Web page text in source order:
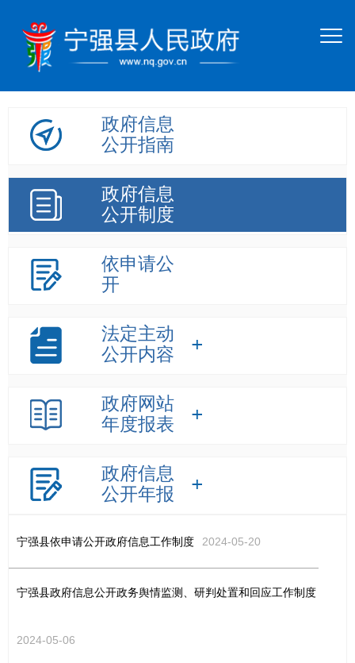
政府信息
公开指南
政府信息
公开制度
依申请公
开
法定主动
公开内容
政府网站
年度报表
政府信息
公开年报
宁强县依申请公开政府信息工作制度 2024-05-20
宁强县政府信息公开政务舆情监测、研判处置和回应工作制度
2024-05-06